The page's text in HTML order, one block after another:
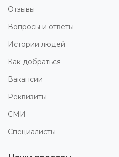
Отзывы
Вопросы и ответы
Истории людей
Как добраться
Вакансии
Реквизиты
СМИ
Специалисты